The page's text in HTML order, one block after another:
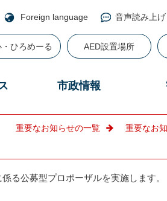
Foreign language 音声読み上げ
ひろめーる AED設置場所
市政情報
重要なお知らせの一覧 重要なお
る公募型プロポーザルを実施します。